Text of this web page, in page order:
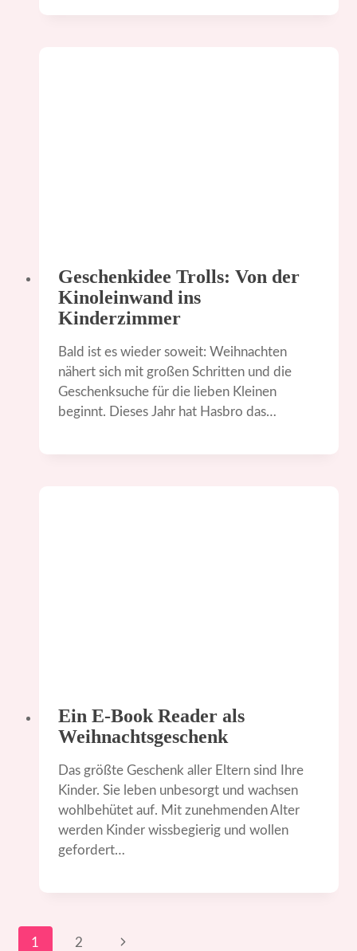
Geschenkidee Trolls: Von der
Kinoleinwand ins
Kinderzimmer
Bald ist es wieder soweit: Weihnachten
nähert sich mit großen Schritten und die
Geschenksuche für die lieben Kleinen
beginnt. Dieses Jahr hat Hasbro das…
Ein E-Book Reader als
Weihnachtsgeschenk
Das größte Geschenk aller Eltern sind Ihre
Kinder. Sie leben unbesorgt und wachsen
wohlbehütet auf. Mit zunehmenden Alter
werden Kinder wissbegierig und wollen
gefordert…
Seitennavigation
1 2 Nächste